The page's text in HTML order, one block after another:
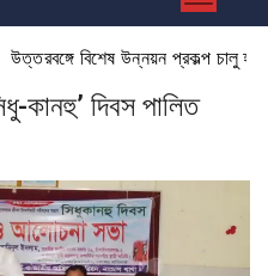
উত্তরবঙ্গে বিশেষ উন্নয়ন প্রকল্প চালু হতে
কানহু’ দিবস পালিত